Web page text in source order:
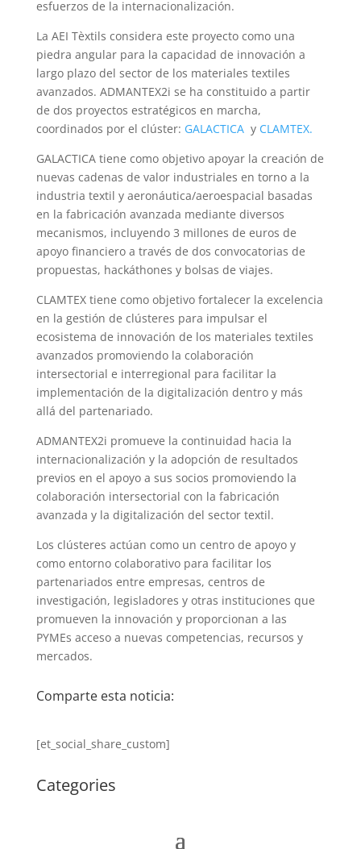
esfuerzos de la internacionalización.
La AEI Tèxtils considera este proyecto como una
piedra angular para la capacidad de innovación a
largo plazo del sector de los materiales textiles
avanzados. ADMANTEX2i se ha constituido a partir
de dos proyectos estratégicos en marcha,
coordinados por el clúster: GALACTICAy CLAMTEX.
GALACTICA tiene como objetivo apoyar la creación de
nuevas cadenas de valor industriales en torno a la
industria textil y aeronáutica/aeroespacial basadas
en la fabricación avanzada mediante diversos
mecanismos, incluyendo 3 millones de euros de
apoyo financiero a través de dos convocatorias de
propuestas, hackáthones y bolsas de viajes.
CLAMTEX tiene como objetivo fortalecer la excelencia
en la gestión de clústeres para impulsar el
ecosistema de innovación de los materiales textiles
avanzados promoviendo la colaboración
intersectorial e interregional para facilitar la
implementación de la digitalización dentro y más
allá del partenariado.
ADMANTEX2i promueve la continuidad hacia la
internacionalización y la adopción de resultados
previos en el apoyo a sus socios promoviendo la
colaboración intersectorial con la fabricación
avanzada y la digitalización del sector textil.
Los clústeres actúan como un centro de apoyo y
como entorno colaborativo para facilitar los
partenariados entre empresas, centros de
investigación, legisladores y otras instituciones que
promueven la innovación y proporcionan a las
PYMEs acceso a nuevas competencias, recursos y
mercados.
Comparte esta noticia:
[et_social_share_custom]
Categories